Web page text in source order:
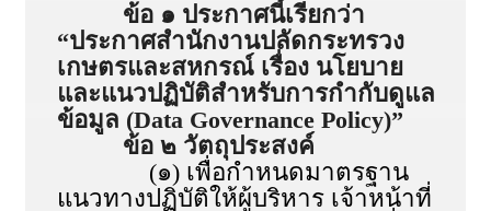
ข้อ ๑ ประกาศนี้เรียกว่า
“ประกาศสำนักงานปลัดกระทรวง
เกษตรและสหกรณ์ เรื่อง นโยบาย
และแนวปฏิบัติสำหรับการกำกับดูแล
ข้อมูล (Data Governance Policy)”
ข้อ ๒ วัตถุประสงค์
(๑) เพื่อกำหนดมาตรฐาน
แนวทางปฏิบัติให้ผู้บริหาร เจ้าหน้าที่